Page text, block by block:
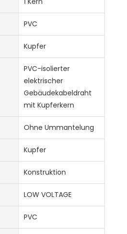
PVC
Kupfer
PVC-isolierter
elektrischer
Gebäudekabeldraht
mit Kupferkern
Ohne Ummantelung
Kupfer
Konstruktion
LOW VOLTAGE
PVC